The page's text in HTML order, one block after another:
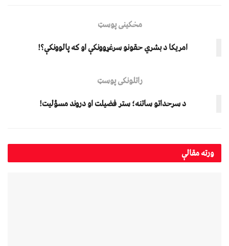
مخکینی پوسټ
امريکا د بشري حقونو سرغړوونکې او که پالوونکې؟!
راتلونکی پوسټ
د سرحداتو ساتنه؛ ستر فضیلت او دروند مسؤلیت!
ورتهمقالې